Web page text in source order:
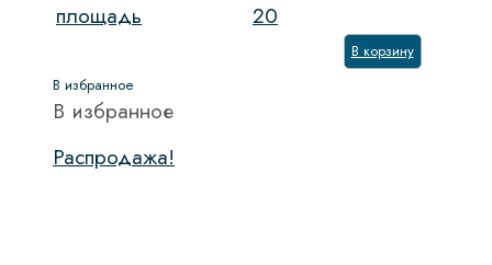
площадь
20
В корзину
В избранное
В избранное
Распродажа!